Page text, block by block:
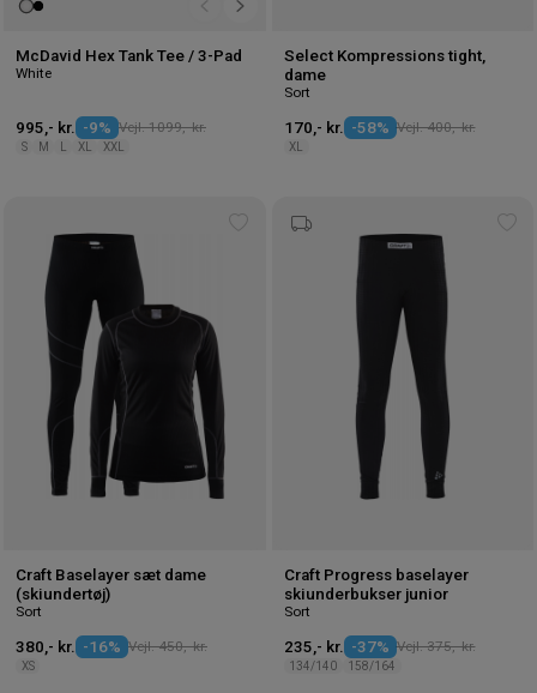
McDavid Hex Tank Tee / 3-Pad
White
995,- kr. -9% Vejl. 1099,- kr.
S M XL XXL
Select Kompressions tight,
dame
Sort
170,- kr. -58% Vejl. 400,- kr.
XL
Craft Baselayer sæt dame
(skiundertøj)
Sort
380,- kr. -16% Vejl. 450,- kr.
XS
Craft Progress baselayer
skiunderbukser junior
Sort
235,- kr. -37% Vejl. 375,- kr.
134/140 158/164